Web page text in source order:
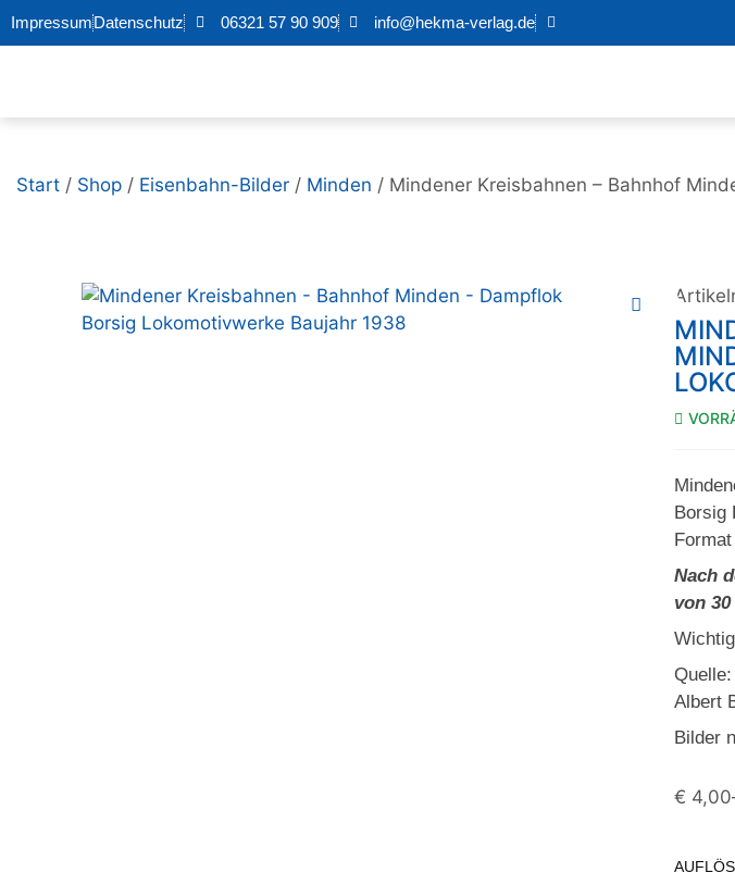
ImpressumDatenschutz 06321 57 90 909 info@hekma-verlag.de
Start / Shop / Eisenbahn-Bilder / Minden / Mindener Kreisbahnen – Bahnhof
Borsig
Nach
von
Albert
Bilder
€ 4,00